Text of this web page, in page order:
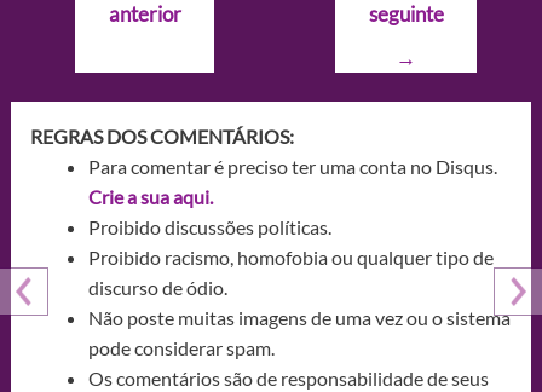
Postanterior
seguinte
→
REGRAS DOS COMENTÁRIOS:
Para comentar é preciso ter uma conta no Disqus.
Crie a sua aqui.
Proibido discussões políticas.
Proibido racismo, homofobia ou qualquer tipo de
discurso de ódio.
Não poste muitas imagens de uma vez ou o sistema
pode considerar spam.
Os comentários são de responsabilidade de seus